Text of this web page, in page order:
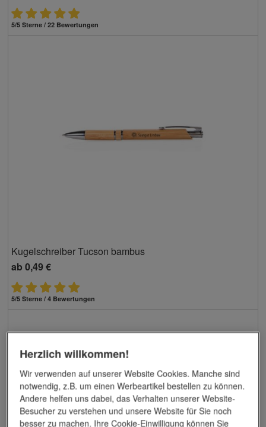
5/5 Sterne / 22 Bewertungen
Kugelschreiber Tucson bambus
ab 0,49 €
5/5 Sterne / 4 Bewertungen
Herzlich willkommen!
Wir verwenden auf unserer Website Cookies. Manche sind
notwendig, z.B. um einen Werbeartikel bestellen zu können.
Andere helfen uns dabei, das Verhalten unserer Website-
Besucher zu verstehen und unsere Website für Sie noch
besser zu machen. Ihre Cookie-Einwilligung können Sie